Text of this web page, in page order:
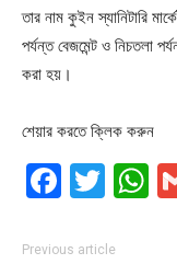
তার নাম কুইন স্যানিটারি
পর্যন্ত বেজমেন্ট ও নিচতলা
করা হয়।
শেয়ার করতে ক্লিক করুন
Previous article